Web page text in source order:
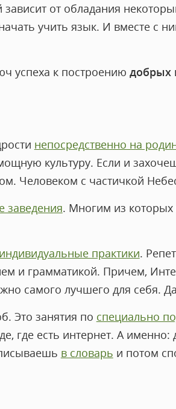
от обладания
учить язык. И вместе с
успеха к построению добрых
непосредственно на
культуру. Если и
Человеком с частичкой
заведения. Многим из которых
индивидуальные практики.
и грамматикой. Причем,
самого лучшего для себя.
Это занятия по специально
где есть интернет. А именно:
в словарь и потом